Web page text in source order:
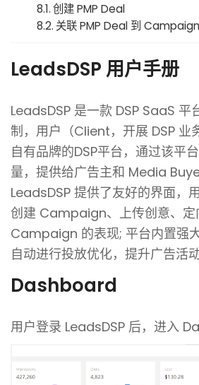
创建 PMP Deal
关联 PMP Deal 到 Campaign
LeadsDSP 用户手册
LeadsDSP 是一款 DSP SaaS 平
制，用户（Client，开展 DSP 业
自有品牌的DSP平台，通过该平
量，提供给广告主和 Media
LeadsDSP 提供了友好的界面，
创建 Campaign、上传创意、定
Campaign 的表现; 平台内置强大
自动进行投放优化，提升广告活动
Dashboard
用户登录 LeadsDSP 后，进入